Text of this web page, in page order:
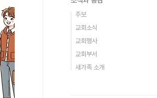
주보
교회소식
교회행사
교회부서
새가족 소개